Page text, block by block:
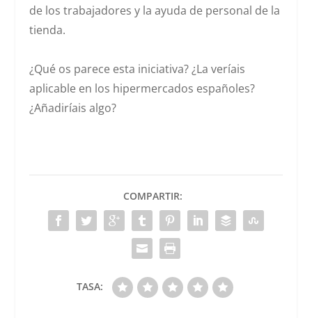
de los trabajadores y la ayuda de personal de la
tienda.
¿Qué os parece esta iniciativa? ¿La veríais
aplicable en los hipermercados españoles?
¿Añadiríais algo?
COMPARTIR:
TASA: